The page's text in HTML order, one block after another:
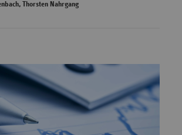
Thorsten Nahrgang